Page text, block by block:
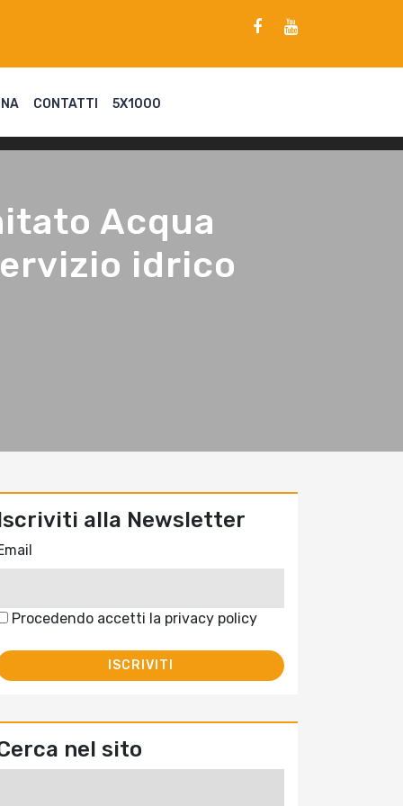
CONTATTI 5X1000
Acqua
idrico
alla Newsletter
Procedendo accetti la privacy policy
nel sito